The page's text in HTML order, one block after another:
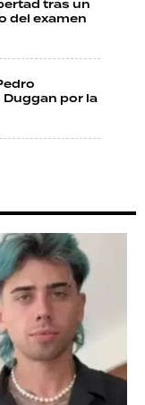
tras un
del examen
por la